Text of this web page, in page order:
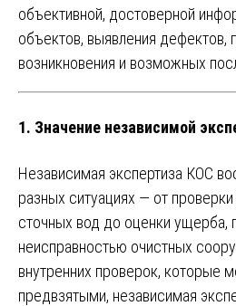
объективной, достоверной
объектов, выявления дефектов,
возникновения и возможных
1. Значение независимой
Независимая экспертиза КОС
разных ситуациях — от проверки
сточных вод до оценки ущерба,
неисправностью очистных
внутренних проверок, которые
предвзятыми, независимая